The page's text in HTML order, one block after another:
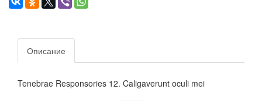
Описание
Tenebrae Responsories 12. Caligaverunt oculi mei